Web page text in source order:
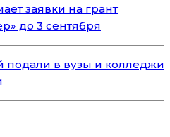
заявки на грант
до 3 сентября
подали в вузы и колледжи